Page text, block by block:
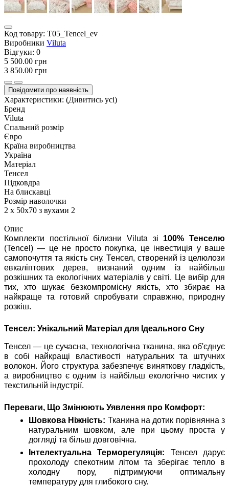
Код товару: T05_Tencel_ev
Виробники Viluta
Відгуки: 0
5 500.00 грн
3 850.00 грн
Повідомити про наявність
Характеристики: (Дивитись усі)
Бренд
Viluta
Спальний розмір
Євро
Країна виробництва
Україна
Матеріал
Тенсел
Підковдра
На блискавці
Розмір наволочки
2 х 50х70 з вухами 2
Опис
Комплекти постільної білизни Viluta зі 100% Тенселю
(Tencel) — це не просто покупка, це інвестиція у ваше
самопочуття та якість сну. Тенсел, створений із целюлози
евкаліптових дерев, визнаний одним із найбільш
розкішних та екологічних матеріалів у світі. Це вибір для
тих, хто шукає безкомпромісну якість, хто збирає на
найкраще та готовий спробувати справжню, природну
розкіш.
Тенсел: Унікальний Матеріал для Ідеального Сну
Тенсел — це сучасна, технологічна тканина, яка об'єднує
в собі найкращі властивості натуральних та штучних
волокон. Його структура забезпечує виняткову гладкість,
а виробництво є одним із найбільш екологічно чистих у
текстильній індустрії.
Переваги, Що Змінюють Уявлення про Комфорт:
Шовкова Ніжність: Тканина на дотик порівнянна з
натуральним шовком, але при цьому проста у
догляді та більш довговічна.
Інтелектуальна Терморегуляція: Тенсел дарує
прохолоду спекотним літом та зберігає тепло в
холодну пору, підтримуючи оптимальну
температуру для глибокого сну.